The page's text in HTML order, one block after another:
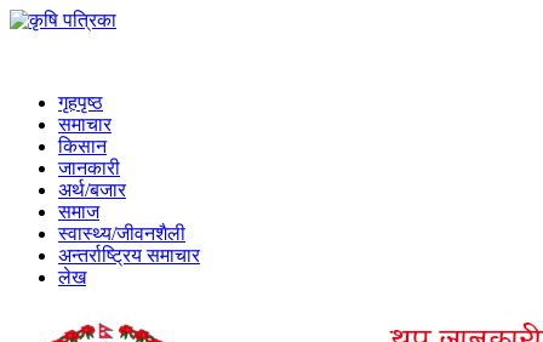
गृहपृष्ठ
समाचार
किसान
जानकारी
अर्थ/बजार
समाज
स्वास्थ्य/जीवनशैली
अन्तर्राष्ट्रिय समाचार
लेख